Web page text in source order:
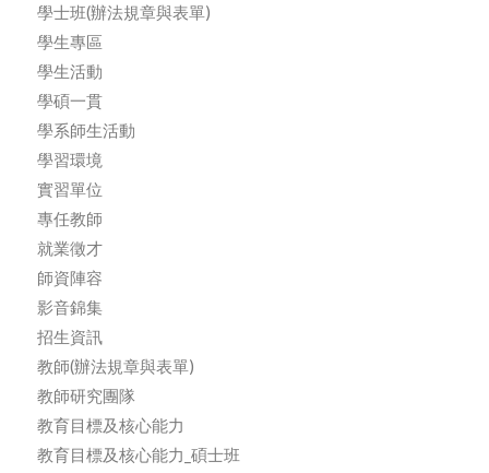
學士班(辦法規章與表單)
學生專區
學生活動
學碩一貫
學系師生活動
學習環境
實習單位
專任教師
就業徵才
師資陣容
影音錦集
招生資訊
教師(辦法規章與表單)
教師研究團隊
教育目標及核心能力
教育目標及核心能力_碩士班